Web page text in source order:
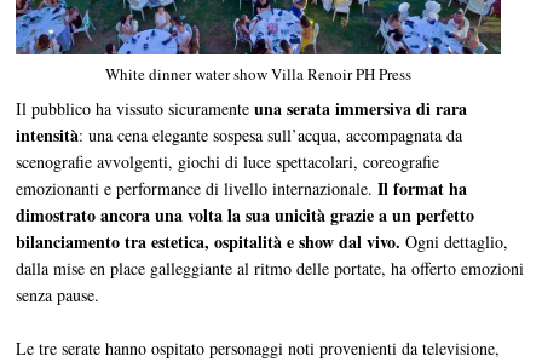
White dinner water show Villa Renoir PH Press
Il pubblico ha vissuto sicuramenteuna serata immersiva di rara
intensità: una cena elegante sospesa sull’acqua, accompagnata da
scenografie avvolgenti, giochi di luce spettacolari, coreografie
emozionanti e performance di livello internazionale.Il format ha
dimostrato ancora una volta la sua unicità grazie a un perfetto
bilanciamento tra estetica, ospitalità e show dal vivo. Ogni dettaglio,
dalla mise en place galleggiante al ritmo delle portate, ha offerto emozioni
senza pause.
Le tre serate hanno ospitato personaggi noti provenienti da televisione,